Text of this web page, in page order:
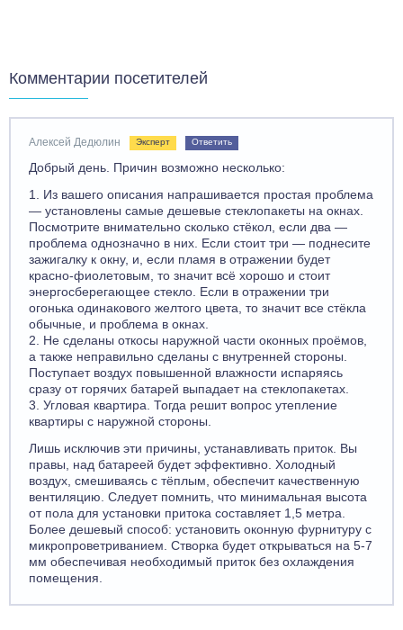
Комментарии посетителей
Алексей Дедюлин Эксперт Ответить
Добрый день. Причин возможно несколько:
1. Из вашего описания напрашивается простая проблема
— установлены самые дешевые стеклопакеты на окнах.
Посмотрите внимательно сколько стёкол, если два —
проблема однозначно в них. Если стоит три — поднесите
зажигалку к окну, и, если пламя в отражении будет
красно-фиолетовым, то значит всё хорошо и стоит
энергосберегающее стекло. Если в отражении три
огонька одинакового желтого цвета, то значит все стёкла
обычные, и проблема в окнах.
2. Не сделаны откосы наружной части оконных проёмов,
а также неправильно сделаны с внутренней стороны.
Поступает воздух повышенной влажности испаряясь
сразу от горячих батарей выпадает на стеклопакетах.
3. Угловая квартира. Тогда решит вопрос утепление
квартиры с наружной стороны.
Лишь исключив эти причины, устанавливать приток. Вы
правы, над батареей будет эффективно. Холодный
воздух, смешиваясь с тёплым, обеспечит качественную
вентиляцию. Следует помнить, что минимальная высота
от пола для установки притока составляет 1,5 метра.
Более дешевый способ: установить оконную фурнитуру с
микропроветриванием. Створка будет открываться на 5-7
мм обеспечивая необходимый приток без охлаждения
помещения.